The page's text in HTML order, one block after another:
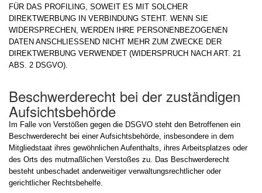
FÜR DAS PROFILING, SOWEIT ES MIT SOLCHER
DIREKTWERBUNG IN VERBINDUNG STEHT. WENN SIE
WIDERSPRECHEN, WERDEN IHRE PERSONENBEZOGENEN
DATEN ANSCHLIESSEND NICHT MEHR ZUM ZWECKE DER
DIREKTWERBUNG VERWENDET (WIDERSPRUCH NACH ART. 21
ABS. 2 DSGVO).
Beschwerde­recht bei der zuständigen
Aufsichts­behörde
Im Falle von Verstößen gegen die DSGVO steht den Betroffenen ein
Beschwerderecht bei einer Aufsichtsbehörde, insbesondere in dem
Mitgliedstaat ihres gewöhnlichen Aufenthalts, ihres Arbeitsplatzes oder
des Orts des mutmaßlichen Verstoßes zu. Das Beschwerderecht
besteht unbeschadet anderweitiger verwaltungsrechtlicher oder
gerichtlicher Rechtsbehelfe.